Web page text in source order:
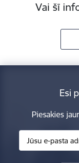
Vai šī
Esi
Piesakies